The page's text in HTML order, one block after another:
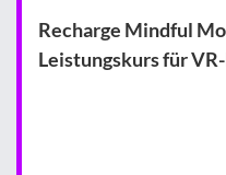
Recharge Mindful
Leistungskurs für